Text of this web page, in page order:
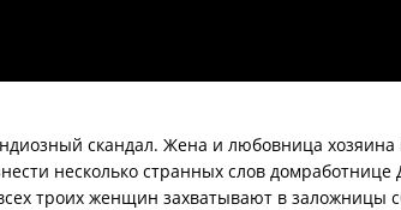
скандал. Жена и любовница
несколько странных слов
троих женщин захватывают в заложницы